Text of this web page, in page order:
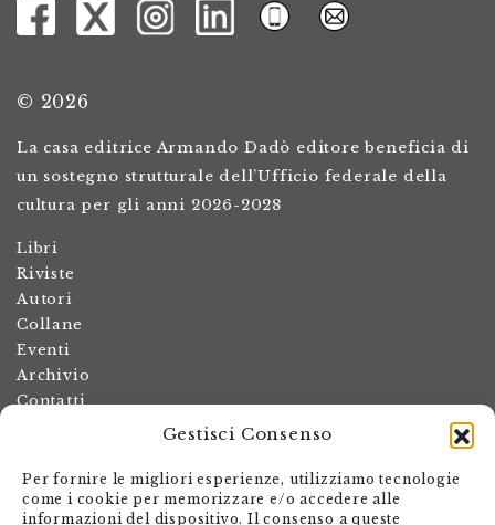
Gestisci Consenso
Per fornire le migliori esperienze, utilizziamo tecnologie
come i cookie per memorizzare e/o accedere alle
informazioni del dispositivo. Il consenso a queste
© 2026
La casa editrice Armando Dadò editore beneficia di
un sostegno strutturale dell’Ufficio federale della
cultura per gli anni 2026-2028
Libri
Riviste
Autori
Collane
Eventi
Archivio
Contatti
Termini e condizioni
Spese di spedizione
Politica dei resi
Informativa sulla privacy